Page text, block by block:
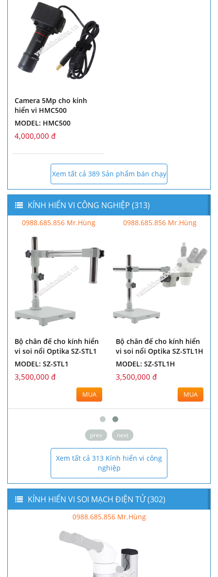
Camera 5Mp cho kính
hiển vi HMC500
MODEL: HMC500
4,000,000 đ
Xem tất cả 389 Sản phẩm bán chạy
KÍNH HIỂN VI CÔNG NGHIỆP (313)
0988.685.856 Mr.Hùng
Bộ chân đế cho kính hiển
vi soi nổi Optika SZ-STL1
MODEL: SZ-STL1
3,500,000 đ
MUA
0988.685.856 Mr.Hùng
Bộ chân đế cho kính hiển
vi soi nổi Optika SZ-STL1H
MODEL: SZ-STL1H
3,500,000 đ
MUA
prev next
Xem tất cả 313 Kính hiển vi công
nghiệp
KÍNH HIỂN VI SOI MẠCH ĐIỆN TỬ (302)
0988.685.856 Mr.Hùng